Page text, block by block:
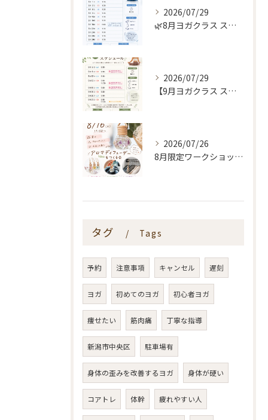
2026/07/29
🌿8月ヨガクラス スケジュールのお知らせ🌿
2026/07/29
【9月ヨガクラス スケジュールのお知らせ🌿】
2026/07/26
8月限定ワークショップ🌿🫧
タグ Tags
予約 注意事項 キャンセル 遅刻
ヨガ 初めてのヨガ 初心者ヨガ
痩せたい 筋肉痛 丁寧な指導
新潟市中央区 駐車場有
身体の歪みを改善するヨガ 身体が硬い
コアトレ 体幹 疲れやすい人